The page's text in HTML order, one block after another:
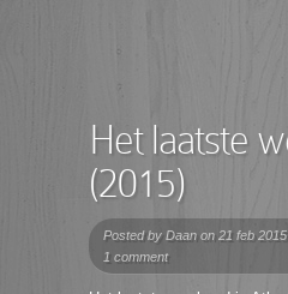
Het laatste
(2015)
Posted by Daan on 21 feb
1 comment